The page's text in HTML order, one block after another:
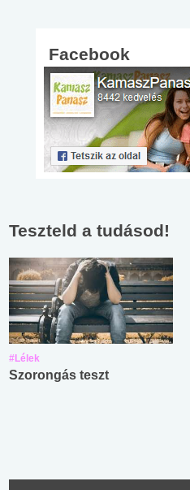
Facebook
Teszteld a tudásod!
#Lélek
Szorongás teszt